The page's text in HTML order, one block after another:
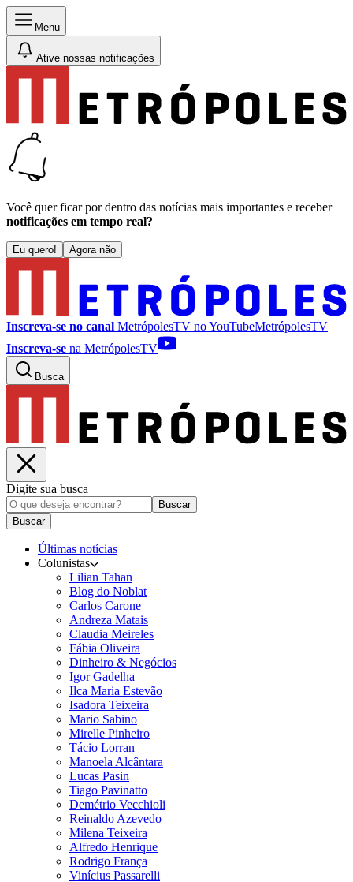
Menu
Ative nossas notificações
Você quer ficar por dentro das notícias mais importantes e receber
notificações em tempo real?
Eu quero! Agora não
Inscreva-se no canal MetrópolesTV noYouTubeMetrópolesTV
Inscreva-se na MetrópolesTV
Busca
Digite sua busca
Buscar
Buscar
Últimas notícias
Colunistas
Lilian Tahan
Blog do Noblat
Carlos Carone
Andreza Matais
Claudia Meireles
Fábia Oliveira
Dinheiro & Negócios
Igor Gadelha
Ilca Maria Estevão
Isadora Teixeira
Mario Sabino
Mirelle Pinheiro
Tácio Lorran
Manoela Alcântara
Lucas Pasin
Tiago Pavinatto
Demétrio Vecchioli
Reinaldo Azevedo
Milena Teixeira
Alfredo Henrique
Rodrigo França
Vinícius Passarelli